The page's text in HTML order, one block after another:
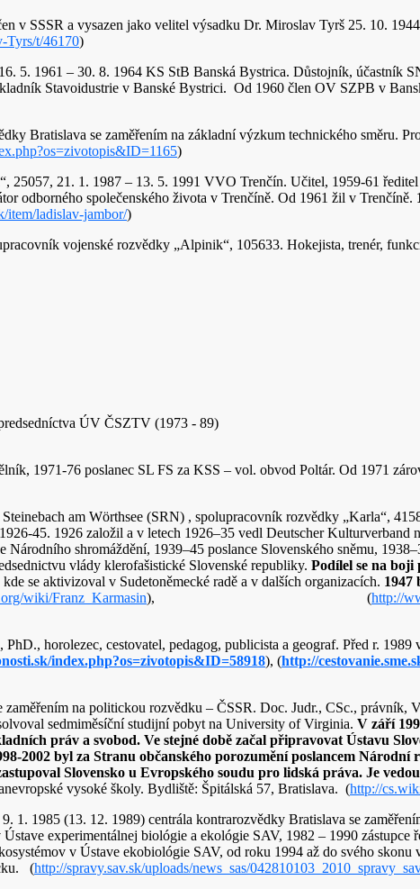
v SSSR a vysazen jako velitel výsadku Dr. Miroslav Tyrš 25. 10.
Tyrs/t/46170)
5. 1961 – 30. 8. 1964 KS StB Banská Bystrica. Důstojník, účastník
Stavoidustrie v Banské Bystrici. Od 1960 člen OV SZPB v
Bratislava se zaměřením na základní výzkum technického směru.
)
21. 1. 1987 – 13. 5. 1991 VVO Trenčín. Učitel, 1959-61
odborného společenského života v Trenčíně. Od 1961 žil v Trenčíně.
item/ladislav-jambor/)
vojenské rozvědky „Alpinik“, 105633. Hokejista, trenér,
ÚV ČSZTV (1973 - 89)
1971-76 poslanec SL FS za KSS – vol. obvod Poltár. Od 1971
am Wörthsee (SRN) , spolupracovník rozvědky „Karla“,
45. 1926 založil a v letech 1926–35 vedl Deutscher Kulturverband
shromáždění, 1939–45 poslance Slovenského sněmu,
vlády klerofašistické Slovenské republiky. Podílel se na boji
se aktivizoval v Sudetoněmecké radě a v dalších organizacích. 1947
wiki/Franz_Karmasin), (http://
horolezec, cestovatel, pedagog, publicista a geograf. Před r. 1989
index.php?os=zivotopis&ID=58918), (http://
na politickou rozvědku – ČSSR. Doc. Judr., CSc., právník,
sedmiměsíční studijní pobyt na University of Virginia. V září
práv a svobod. Ve stejné době začal připravovat Ústavu
2002 byl za Stranu občanského porozumění poslancem Národní
Slovensko u Evropského soudu pro lidská práva. Je
vysoké školy. Bydliště: Špitálská 57, Bratislava. (http://
1. 1985 (13. 12. 1989) centrála kontrarozvědky Bratislava se
experimentálnej biológie a ekológie SAV, 1982 – 1990 zástupce
v Ústave ekobiológie SAV, od roku 1994 až do svého
(http://spravy.sav.sk/uploads/news_sas/